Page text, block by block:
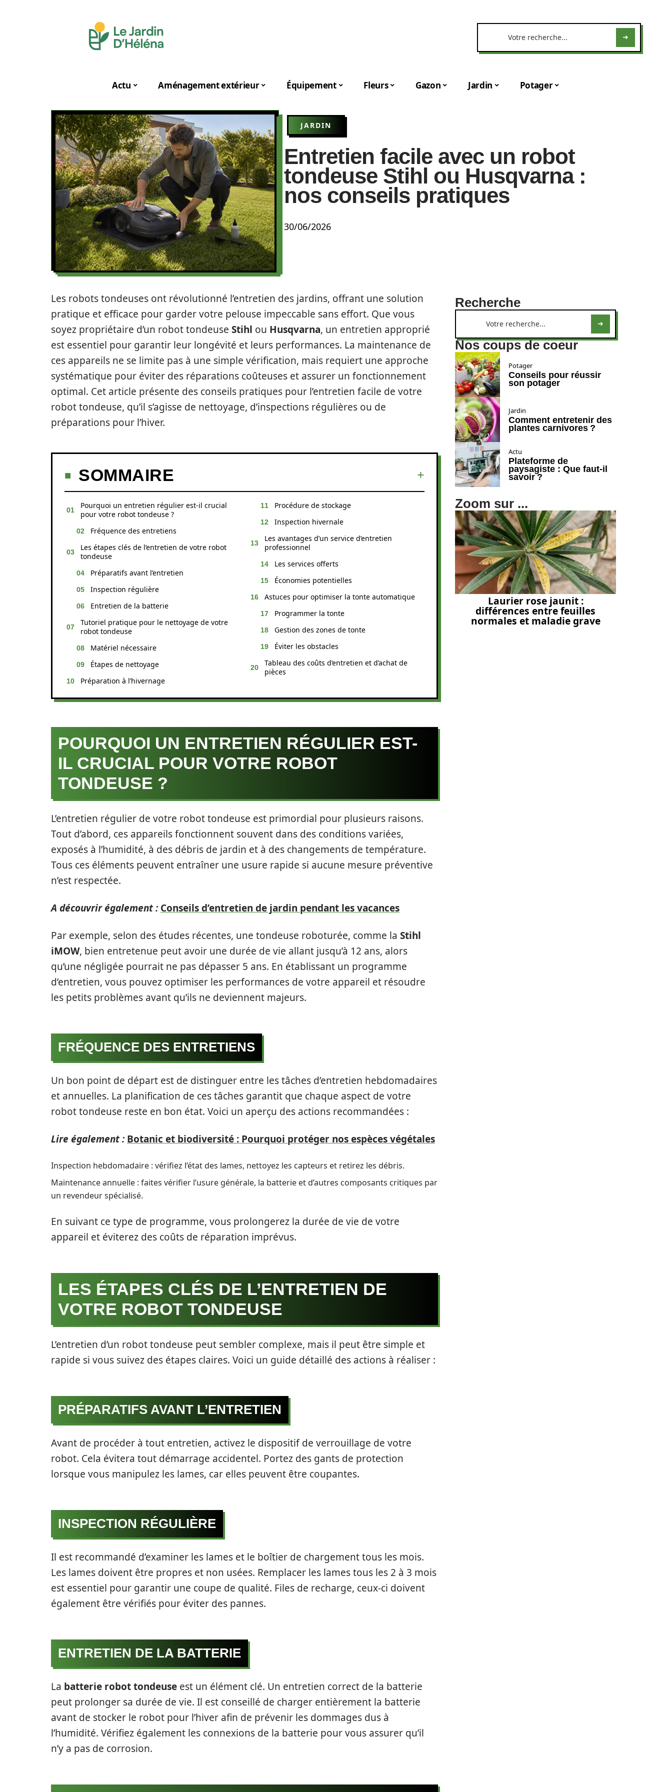
Actu Aménagement extérieur Équipement Fleurs Gazon Jardin Potager
JARDIN
Entretien facile avec un robot
tondeuse Stihl ou Husqvarna :
nos conseils pratiques
30/06/2026
Les robots tondeuses ont révolutionné l’entretien des jardins, offrant une solution
pratique et efficace pour garder votre pelouse impeccable sans effort. Que vous
soyez propriétaire d’un robot tondeuse Stihl ou Husqvarna, un entretien approprié
est essentiel pour garantir leur longévité et leurs performances. La maintenance de
ces appareils ne se limite pas à une simple vérification, mais requiert une approche
systématique pour éviter des réparations coûteuses et assurer un fonctionnement
optimal. Cet article présente des conseils pratiques pour l’entretien facile de votre
robot tondeuse, qu’il s’agisse de nettoyage, d’inspections régulières ou de
préparations pour l’hiver.
SOMMAIRE
Pourquoi un entretien régulier est-il crucial
pour votre robot tondeuse ?
Fréquence des entretiens
Les étapes clés de l’entretien de votre robot
tondeuse
Préparatifs avant l’entretien
Inspection régulière
Entretien de la batterie
Tutoriel pratique pour le nettoyage de votre
robot tondeuse
Matériel nécessaire
Étapes de nettoyage
Préparation à l’hivernage
Procédure de stockage
Inspection hivernale
Les avantages d’un service d’entretien
professionnel
Les services offerts
Économies potentielles
Astuces pour optimiser la tonte automatique
Programmer la tonte
Gestion des zones de tonte
Éviter les obstacles
Tableau des coûts d’entretien et d’achat de
pièces
POURQUOI UN ENTRETIEN RÉGULIER EST-
IL CRUCIAL POUR VOTRE ROBOT
TONDEUSE ?
L’entretien régulier de votre robot tondeuse est primordial pour plusieurs raisons.
Tout d’abord, ces appareils fonctionnent souvent dans des conditions variées,
exposés à l’humidité, à des débris de jardin et à des changements de température.
Tous ces éléments peuvent entraîner une usure rapide si aucune mesure préventive
n’est respectée.
A découvrir également : Conseils d’entretien de jardin pendant les vacances
Par exemple, selon des études récentes, une tondeuse roboturée, comme la Stihl
iMOW, bien entretenue peut avoir une durée de vie allant jusqu’à 12 ans, alors
qu’une négligée pourrait ne pas dépasser 5 ans. En établissant un programme
d’entretien, vous pouvez optimiser les performances de votre appareil et résoudre
les petits problèmes avant qu’ils ne deviennent majeurs.
FRÉQUENCE DES ENTRETIENS
Un bon point de départ est de distinguer entre les tâches d’entretien hebdomadaires
et annuelles. La planification de ces tâches garantit que chaque aspect de votre
robot tondeuse reste en bon état. Voici un aperçu des actions recommandées :
Lire également : Botanic et biodiversité : Pourquoi protéger nos espèces végétales
Inspection hebdomadaire : vérifiez l’état des lames, nettoyez les capteurs et retirez les débris.
Maintenance annuelle : faites vérifier l’usure générale, la batterie et d’autres composants critiques par
un revendeur spécialisé.
En suivant ce type de programme, vous prolongerez la durée de vie de votre
appareil et éviterez des coûts de réparation imprévus.
LES ÉTAPES CLÉS DE L’ENTRETIEN DE
VOTRE ROBOT TONDEUSE
L’entretien d’un robot tondeuse peut sembler complexe, mais il peut être simple et
rapide si vous suivez des étapes claires. Voici un guide détaillé des actions à réaliser :
PRÉPARATIFS AVANT L’ENTRETIEN
Avant de procéder à tout entretien, activez le dispositif de verrouillage de votre
robot. Cela évitera tout démarrage accidentel. Portez des gants de protection
lorsque vous manipulez les lames, car elles peuvent être coupantes.
INSPECTION RÉGULIÈRE
Il est recommandé d’examiner les lames et le boîtier de chargement tous les mois.
Les lames doivent être propres et non usées. Remplacer les lames tous les 2 à 3 mois
est essentiel pour garantir une coupe de qualité. Files de recharge, ceux-ci doivent
également être vérifiés pour éviter des pannes.
ENTRETIEN DE LA BATTERIE
La batterie robot tondeuse est un élément clé. Un entretien correct de la batterie
peut prolonger sa durée de vie. Il est conseillé de charger entièrement la batterie
avant de stocker le robot pour l’hiver afin de prévenir les dommages dus à
l’humidité. Vérifiez également les connexions de la batterie pour vous assurer qu’il
n’y a pas de corrosion.
Recherche
Nos coups de coeur
Potager
Conseils pour réussir
son potager
Jardin
Comment entretenir des
plantes carnivores ?
Actu
Plateforme de
paysagiste : Que faut-il
savoir ?
Zoom sur ...
Laurier rose jaunit :
différences entre feuilles
normales et maladie grave